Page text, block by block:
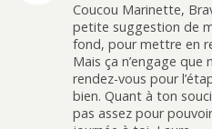
Coucou Marinette,
petite suggestion de
fond, pour mettre en
Mais ça n’engage
rendez-vous pour
bien. Quant à ton
pas assez pour